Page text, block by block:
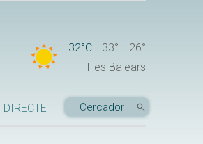
32°C 33°
26°
Illes Balears